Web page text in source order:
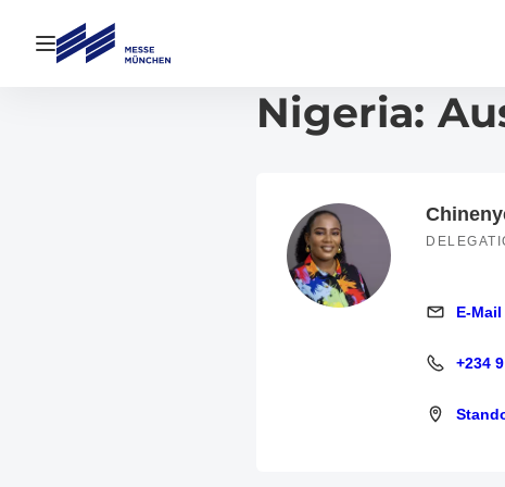
Navigation öffnen
Nigeria:
E-Mail
E-
+234 9+234